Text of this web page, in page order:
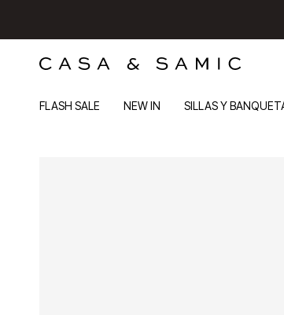
FLASH SALE NEW IN SILLAS Y